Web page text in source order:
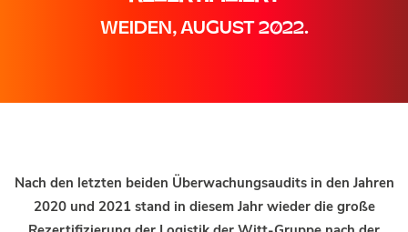
WEIDEN, AUGUST 2022.
Nach den letzten beiden Überwachungsaudits in den Jahren
2020 und 2021 stand in diesem Jahr wieder die große